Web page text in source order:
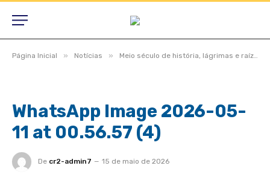
Página Inicial » Notícias » Meio século de história, lágrimas e raízes, São Félix do Araguaia vive noite inesquecível em homenagem aos pioneiros
WhatsApp Image 2026-05-
11 at 00.56.57 (4)
De cr2-admin7 15 de maio de 2026